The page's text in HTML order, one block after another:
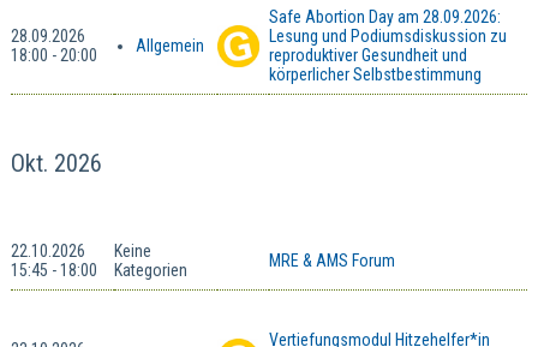
28.09.2026
18:00 - 20:00
Allgemein
Safe Abortion Day am 28.09.2026:
Lesung und Podiumsdiskussion zu
reproduktiver Gesundheit und
körperlicher Selbstbestimmung
Okt. 2026
22.10.2026
15:45 - 18:00
Keine
Kategorien
MRE & AMS Forum
Vertiefungsmodul Hitzehelfer*in